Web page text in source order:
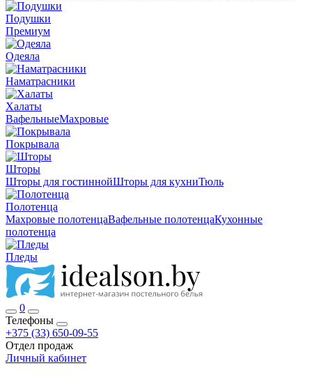
Подушки
Премиум
Одеяла
Наматрасники
Халаты
ВафельныеМахровые
Покрывала
Шторы
Шторы для гостиннойШторы для кухниТюль
Полотенца
Махровые полотенцаВафельные полотенцаКухонные
полотенца
Пледы
0
Телефоны
+375 (33) 650-09-55
Отдел продаж
Личный кабинет